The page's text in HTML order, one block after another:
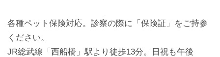
各種ペット保険対応。診察の際に「保険証」をご持参
ください。
JR総武線「西船橋」駅より徒歩13分。日祝も午後